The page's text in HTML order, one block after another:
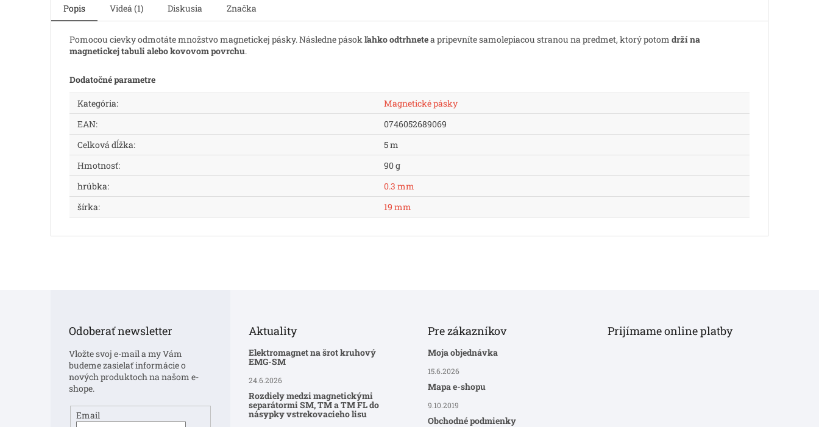
Popis Videá (1) Diskusia Značka
Pomocou cievky odmotáte množstvo magnetickej pásky. Následne pásokľahko odtrhnetea pripevníte samolepiacou stranou na predmet, ktorý potom drží na
magnetickej tabuli alebo kovovom povrchu.
Dodatočné parametre
Kategória:
Magnetické pásky
EAN:
0746052689069
Celková dĺžka:
5 m
Hmotnosť:
90 g
hrúbka:
0.3 mm
šírka: 19 mm
Odoberať newsletter
Vložte svoj e-mail a my Vám
budeme zasielať informácie o
nových produktoch na našom e-
shope.
Email
Aktuality
Elektromagnet na šrot kruhový
EMG-SM
24.6.2026
Rozdiely medzi magnetickými
separátormi SM, TM a TM FL do
násypky vstrekovacieho lisu
Pre zákazníkov
Moja objednávka
15.6.2026
Mapa e-shopu
9.10.2019
Obchodné podmienky
Prijímame online platby